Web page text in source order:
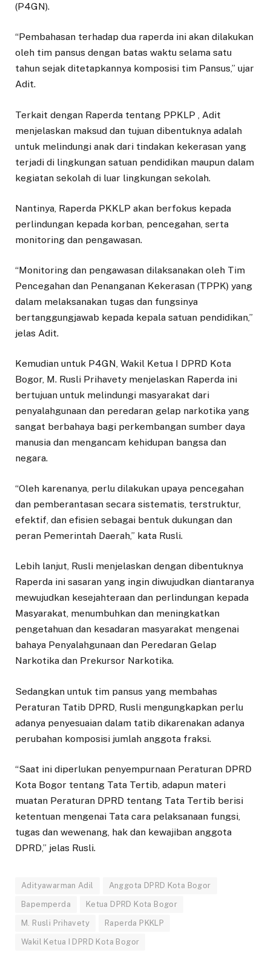
(P4GN).
“Pembahasan terhadap dua raperda ini akan dilakukan
oleh tim pansus dengan batas waktu selama satu
tahun sejak ditetapkannya komposisi tim Pansus,” ujar
Adit.
Terkait dengan Raperda tentang PPKLP , Adit
menjelaskan maksud dan tujuan dibentuknya adalah
untuk melindungi anak dari tindakan kekerasan yang
terjadi di lingkungan satuan pendidikan maupun dalam
kegiatan sekolah di luar lingkungan sekolah.
Nantinya, Raperda PKKLP akan berfokus kepada
perlindungan kepada korban, pencegahan, serta
monitoring dan pengawasan.
“Monitoring dan pengawasan dilaksanakan oleh Tim
Pencegahan dan Penanganan Kekerasan (TPPK) yang
dalam melaksanakan tugas dan fungsinya
bertanggungjawab kepada kepala satuan pendidikan,”
jelas Adit.
Kemudian untuk P4GN, Wakil Ketua I DPRD Kota
Bogor, M. Rusli Prihavety menjelaskan Raperda ini
bertujuan untuk melindungi masyarakat dari
penyalahgunaan dan peredaran gelap narkotika yang
sangat berbahaya bagi perkembangan sumber daya
manusia dan mengancam kehidupan bangsa dan
negara.
“Oleh karenanya, perlu dilakukan upaya pencegahan
dan pemberantasan secara sistematis, terstruktur,
efektif, dan efisien sebagai bentuk dukungan dan
peran Pemerintah Daerah,” kata Rusli.
Lebih lanjut, Rusli menjelaskan dengan dibentuknya
Raperda ini sasaran yang ingin diwujudkan diantaranya
mewujudkan kesejahteraan dan perlindungan kepada
Masyarakat, menumbuhkan dan meningkatkan
pengetahuan dan kesadaran masyarakat mengenai
bahaya Penyalahgunaan dan Peredaran Gelap
Narkotika dan Prekursor Narkotika.
Sedangkan untuk tim pansus yang membahas
Peraturan Tatib DPRD, Rusli mengungkapkan perlu
adanya penyesuaian dalam tatib dikarenakan adanya
perubahan komposisi jumlah anggota fraksi.
“Saat ini diperlukan penyempurnaan Peraturan DPRD
Kota Bogor tentang Tata Tertib, adapun materi
muatan Peraturan DPRD tentang Tata Tertib berisi
ketentuan mengenai Tata cara pelaksanaan fungsi,
tugas dan wewenang, hak dan kewajiban anggota
DPRD,” jelas Rusli.
Adityawarman Adil Anggota DPRD Kota Bogor
Bapemperda Ketua DPRD Kota Bogor
M. Rusli Prihavety Raperda PKKLP
Wakil Ketua I DPRD Kota Bogor